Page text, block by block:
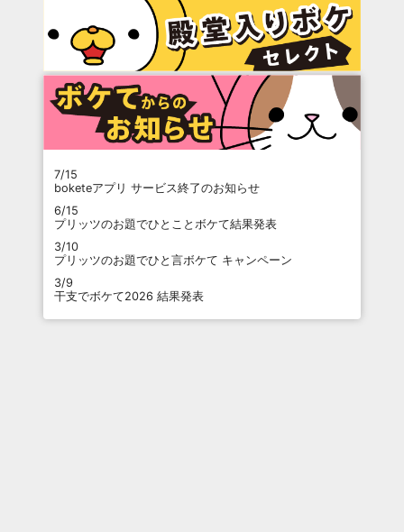
7/15
boketeアプリ サービス終了のお知らせ
6/15
プリッツのお題でひとことボケて結果発表
3/10
プリッツのお題でひと言ボケて キャンペーン
3/9
干支でボケて2026 結果発表